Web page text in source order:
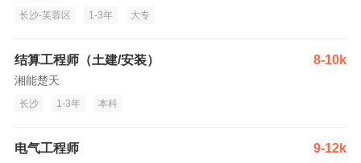
长沙-芙蓉区 1-3年 大专
结算工程师（土建/安装） 8-10k
湘能楚天
长沙 1-3年 本科
电气工程师 9-12k